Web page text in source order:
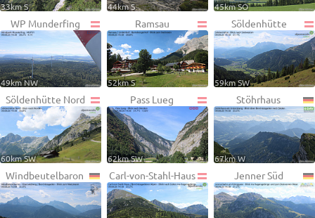
33km S 44km S 45km SO
WP Munderfing
49km NW
Ramsau
52km S
Söldenhütte
59km SW
Söldenhütte Nord
60km SW
Pass Lueg
62km SW
Stöhrhaus
67km W
Windbeutelbaron Carl-von-Stahl-Haus Jenner Süd